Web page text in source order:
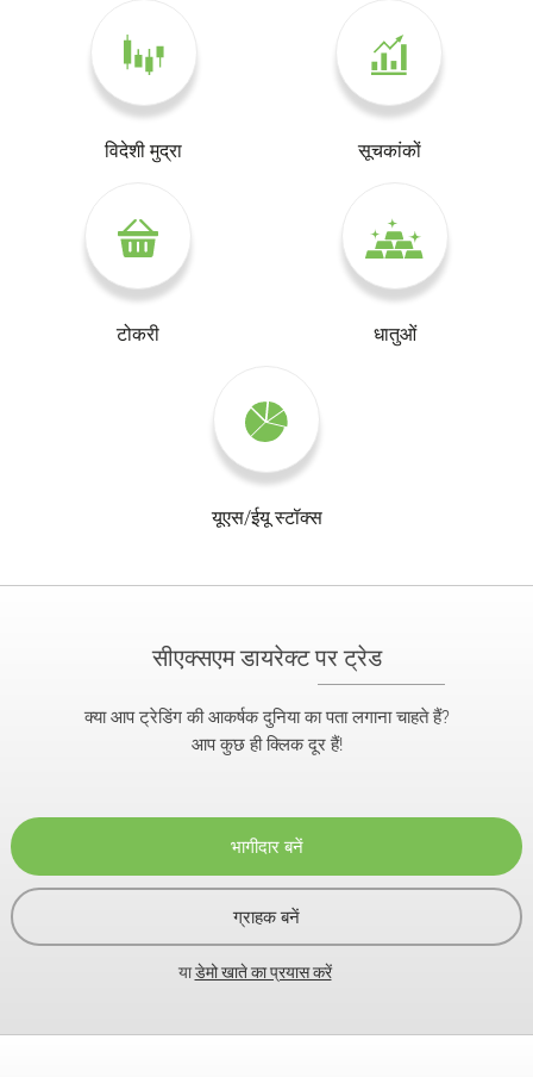
विदेशी मुद्रा सूचकांकों
टोकरी धातुओं
यूएस/ईयू स्टॉक्स
सीएक्सएम डायरेक्ट पर ट्रेड
क्या आप ट्रेडिंग की आकर्षक दुनिया का पता लगाना चाहते हैं?
आप कुछ ही क्लिक दूर हैं!
भागीदार बनें
ग्राहक बनें
याडेमो खाते का प्रयास करें